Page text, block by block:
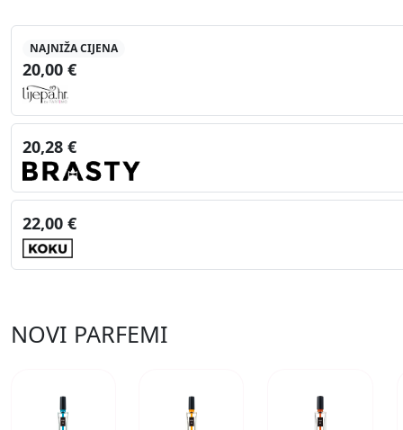
NAJNIŽA CIJENA
20,00 €
20,28 €
22,00 €
NOVI PARFEMI